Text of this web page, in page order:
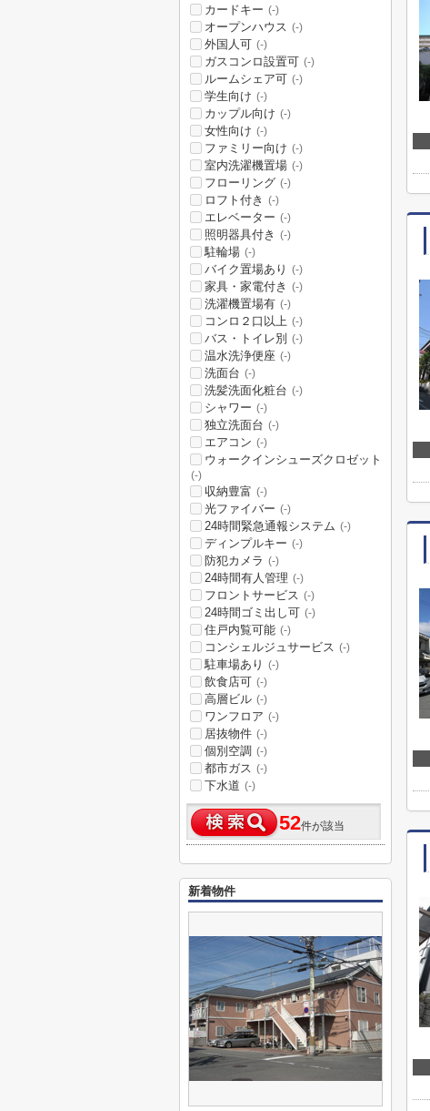
カードキー (-)
オープンハウス (-)
外国人可 (-)
ガスコンロ設置可 (-)
ルームシェア可 (-)
学生向け (-)
カップル向け (-)
女性向け (-)
ファミリー向け (-)
室内洗濯機置場 (-)
フローリング (-)
ロフト付き (-)
エレベーター (-)
照明器具付き (-)
駐輪場 (-)
バイク置場あり (-)
家具・家電付き (-)
洗濯機置場有 (-)
コンロ２口以上 (-)
バス・トイレ別 (-)
温水洗浄便座 (-)
洗面台 (-)
洗髪洗面化粧台 (-)
シャワー (-)
独立洗面台 (-)
エアコン (-)
ウォークインシューズクロゼット
(-)
収納豊富 (-)
光ファイバー (-)
24時間緊急通報システム (-)
ディンプルキー (-)
防犯カメラ (-)
24時間有人管理 (-)
フロントサービス (-)
24時間ゴミ出し可 (-)
住戸内覧可能 (-)
コンシェルジュサービス (-)
駐車場あり (-)
飲食店可 (-)
高層ビル (-)
ワンフロア (-)
居抜物件 (-)
個別空調 (-)
都市ガス (-)
下水道 (-)
52件が該当
新着物件